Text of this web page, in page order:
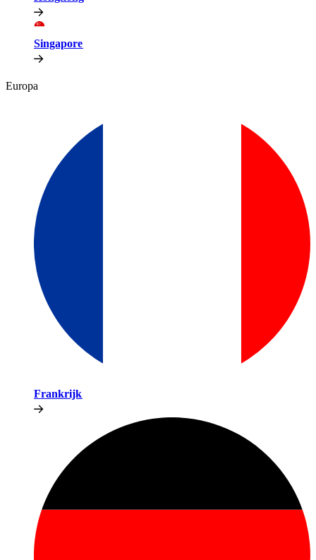
Singapore​​
Europa​​
Frankrijk​​